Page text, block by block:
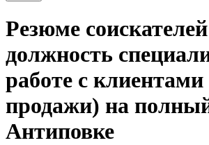
Резюме
должность
работе с клиентами
продажи) на
Антиповке